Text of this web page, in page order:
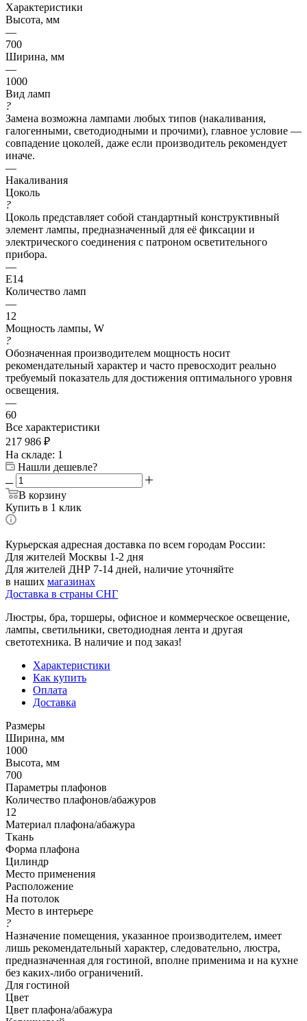
Характеристики
Высота, мм
—
700
Ширина, мм
—
1000
Вид ламп
?
Замена возможна лампами любых типов (накаливания,
галогенными, светодиодными и прочими), главное условие —
совпадение цоколей, даже если производитель рекомендует
иначе.
—
Накаливания
Цоколь
?
Цоколь представляет собой стандартный конструктивный
элемент лампы, предназначенный для её фиксации и
электрического соединения с патроном осветительного
прибора.
—
E14
Количество ламп
—
12
Мощность лампы, W
?
Обозначенная производителем мощность носит
рекомендательный характер и часто превосходит реально
требуемый показатель для достижения оптимального уровня
освещения.
—
60
Все характеристики
217 986 ₽
На складе: 1
Нашли дешевле?
В корзину
Купить в 1 клик
Курьерская адресная доставка по всем городам России:
Для жителей Москвы 1-2 дня
Для жителей ДНР 7-14 дней, наличие уточняйте
в наших магазинах
Доставка в страны СНГ
Люстры, бра, торшеры, офисное и коммерческое освещение,
лампы, светильники, светодиодная лента и другая
светотехника. В наличие и под заказ!
Характеристики
Как купить
Оплата
Доставка
Размеры
Ширина, мм
1000
Высота, мм
700
Параметры плафонов
Количество плафонов/абажуров
12
Материал плафона/абажура
Ткань
Форма плафона
Цилиндр
Место применения
Расположение
На потолок
Место в интерьере
?
Назначение помещения, указанное производителем, имеет
лишь рекомендательный характер, следовательно, люстра,
предназначенная для гостиной, вполне применима и на кухне
без каких-либо ограничений.
Для гостиной
Цвет
Цвет плафона/абажура